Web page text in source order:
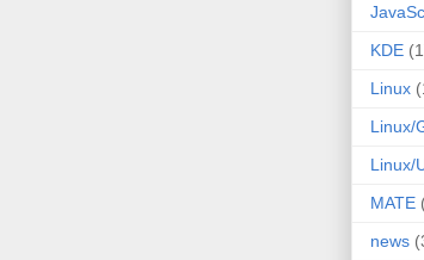
KDE
Linux
Linux/
Linux/
MATE
news